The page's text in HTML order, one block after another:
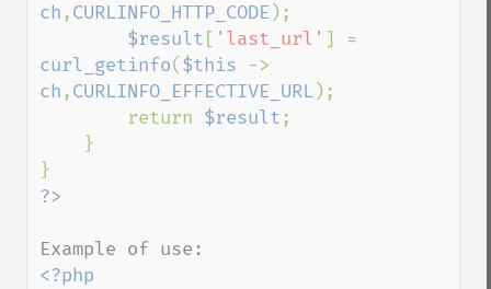
ch ,CURLINFO_HTTP_CODE );
$result [ 'last_url'
curl_getinfo( $this
ch ,CURLINFO_EFFECTIVE_URL );
        return
$result ;